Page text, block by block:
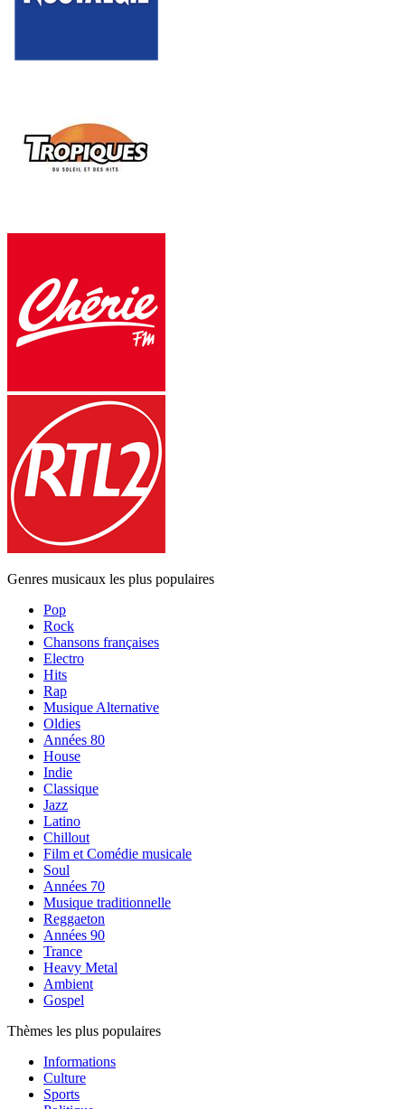
Genres musicaux les plus populaires
Pop
Rock
Chansons françaises
Electro
Hits
Rap
Musique Alternative
Oldies
Années 80
House
Indie
Classique
Jazz
Latino
Chillout
Film et Comédie musicale
Soul
Années 70
Musique traditionnelle
Reggaeton
Années 90
Trance
Heavy Metal
Ambient
Gospel
Thèmes les plus populaires
Informations
Culture
Sports